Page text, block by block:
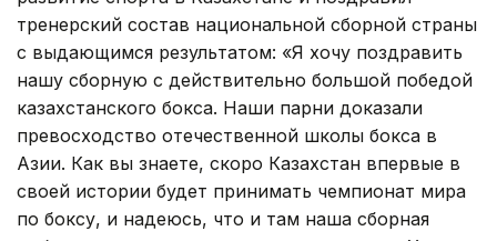
тренерский состав национальной сборной страны
с выдающимся результатом: «Я хочу поздравить
нашу сборную с действительно большой победой
казахстанского бокса. Наши парни доказали
превосходство отечественной школы бокса в
Азии. Как вы знаете, скоро Казахстан впервые в
своей истории будет принимать чемпионат мира
по боксу, и надеюсь, что и там наша сборная